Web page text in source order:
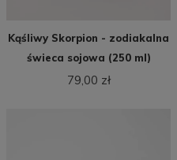
Kąśliwy Skorpion - zodiakalna
świeca sojowa (250 ml)
79,00 zł